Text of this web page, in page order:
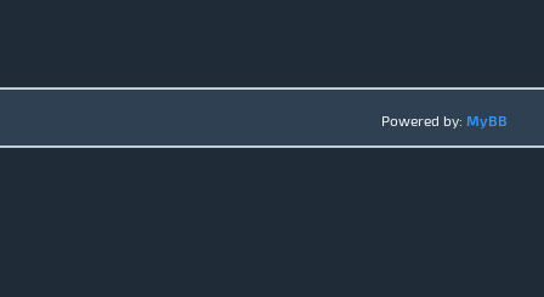
Powered by: MyBB